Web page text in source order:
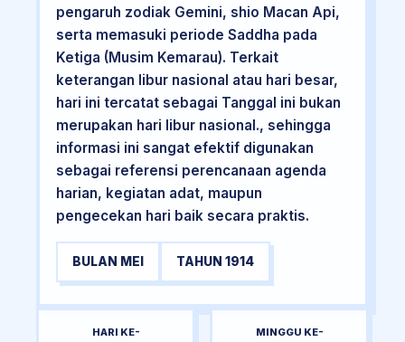
pengaruh zodiak Gemini, shio Macan Api,
serta memasuki periode Saddha pada
Ketiga (Musim Kemarau). Terkait
keterangan libur nasional atau hari besar,
hari ini tercatat sebagai Tanggal ini bukan
merupakan hari libur nasional., sehingga
informasi ini sangat efektif digunakan
sebagai referensi perencanaan agenda
harian, kegiatan adat, maupun
pengecekan hari baik secara praktis.
BULAN MEI TAHUN 1914
HARI KE- MINGGU KE-